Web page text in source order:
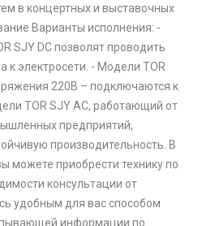
в концертных и выставочных
Варианты исполнения: -
SJY DC позволят проводить
к электросети. - Модели TOR
220В – подключаются к
TOR SJY AC, работающий от
предприятий,
производительность. В
можете приобрести технику по
консультации от
удобным для вас способом
информации по